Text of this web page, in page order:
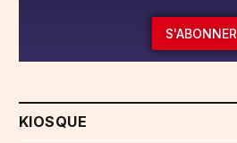
S'ABONNER
KIOSQUE